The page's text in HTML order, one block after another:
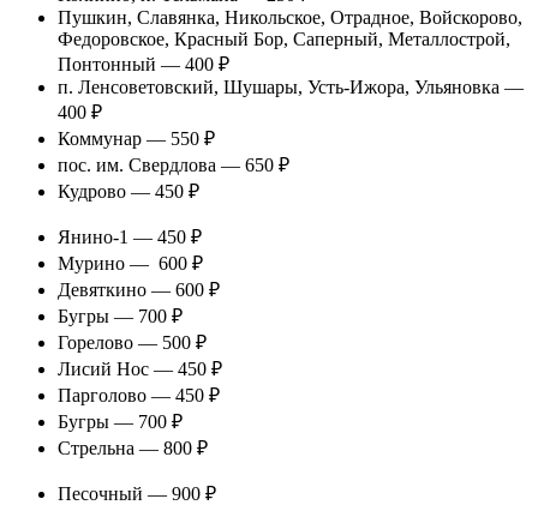
Пушкин, Славянка, Никольское, Отрадное, Войскорово,
Федоровское, Красный Бор, Саперный, Металлострой,
Понтонный — 400 ₽
п. Ленсоветовский, Шушары, Усть-Ижора, Ульяновка —
400 ₽
Коммунар — 550 ₽
пос. им. Свердлова — 650 ₽
Кудрово — 450 ₽
Янино-1 — 450 ₽
Мурино — 600 ₽
Девяткино — 600 ₽
Бугры — 700 ₽
Горелово — 500 ₽
Лисий Нос — 450 ₽
Парголово — 450 ₽
Бугры — 700 ₽
Стрельна — 800 ₽
Песочный — 900 ₽